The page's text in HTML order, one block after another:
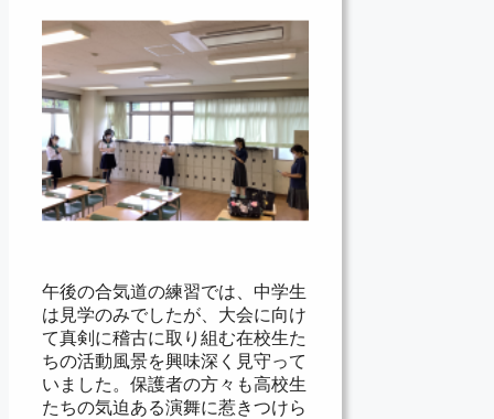
午後の合気道の練習では、中学生
は見学のみでしたが、大会に向け
て真剣に稽古に取り組む在校生た
ちの活動風景を興味深く見守って
いました。保護者の方々も高校生
たちの気迫ある演舞に惹きつけら